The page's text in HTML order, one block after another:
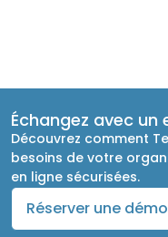
Échangez avec un
Découvrez comment
besoins de votre
en ligne sécurisées.
Réserver une démo